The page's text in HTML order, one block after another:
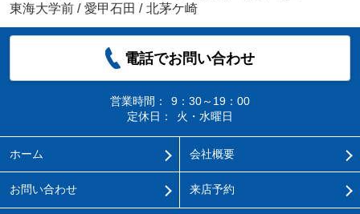
東海大学前 / 愛甲石田 / 北茅ケ崎
電話でお問い合わせ
営業時間：
9：30～19：00
定休日：
火・水曜日
ホーム 会社概要
お問い合わせ 来店予約